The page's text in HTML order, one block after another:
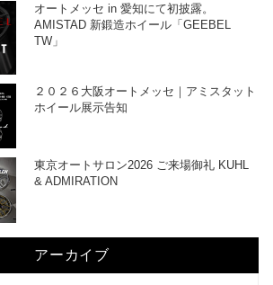
オートメッセ in 愛知にて初披露。
AMISTAD 新鍛造ホイール「GEEBEL
TW」
２０２６大阪オートメッセ｜アミスタット
ホイール展示告知
東京オートサロン2026 ご来場御礼 KUHL
& ADMIRATION
アーカイブ